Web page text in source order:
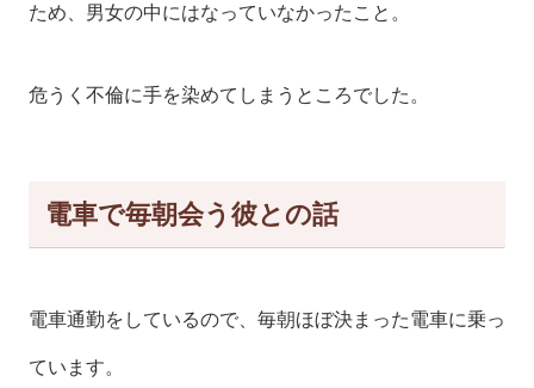
ため、男女の中にはなっていなかったこと。
危うく不倫に手を染めてしまうところでした。
電車で毎朝会う彼との話
電車通勤をしているので、毎朝ほぼ決まった電車に乗っ
ています。